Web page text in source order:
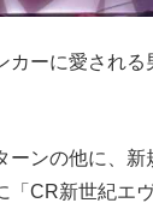
カーに愛される
ーンの他に、新
「 CR新世紀エ